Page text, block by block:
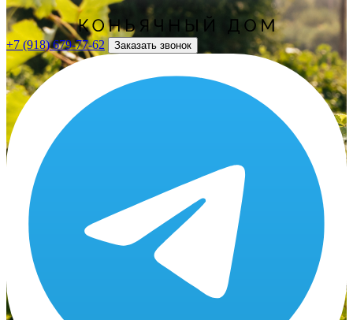
+7 (918) 679-77-62 Заказать звонок